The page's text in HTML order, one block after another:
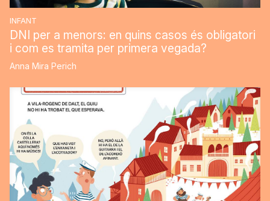
INFANT
DNI per a menors: en quins casos és obligatori
i com es tramita per primera vegada?
Anna Mira Perich